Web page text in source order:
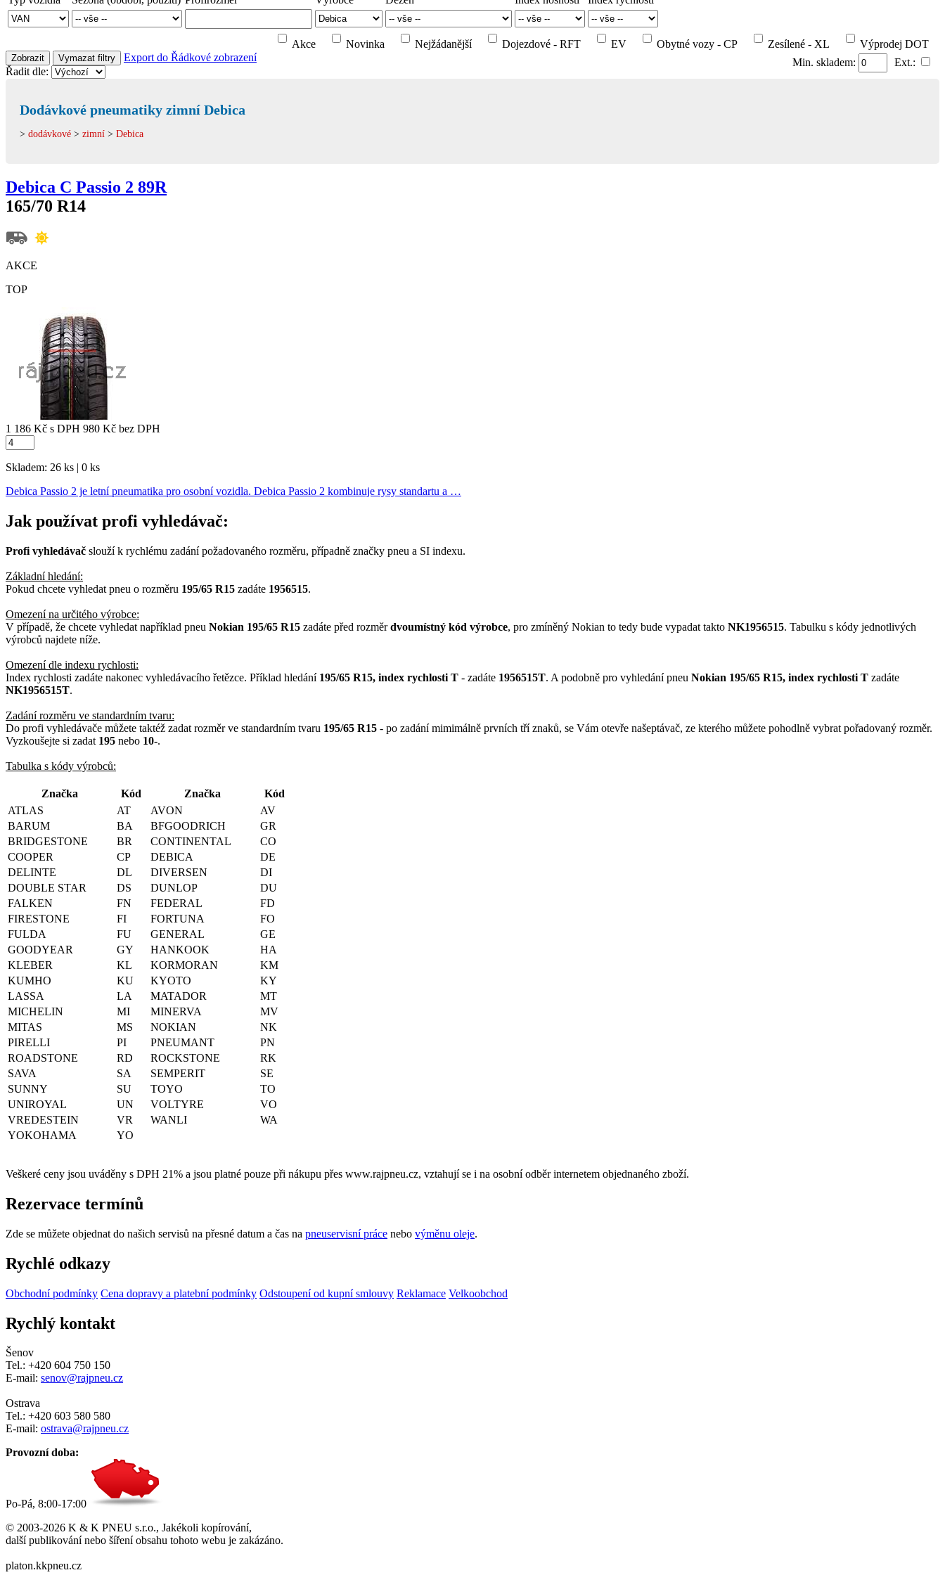
Akce Novinka Nejžádanější Dojezdové - RFT EV Obytné vozy - CP Zesílené - XL Výprodej DOT
Zobrazit Vymazat filtry Export do Ext.:
Min. skladem:
Řádkové zobrazení
Řadit dle:
Dodávkové pneumatiky zimní Debica
> dodávkové > zimní > Debica
Debica C Passio 2 89R
165/70 R14
AKCE
TOP
1 186 Kč s DPH 980 Kč bez DPH
Skladem: 26 ks | 0 ks
Debica Passio 2 je letní pneumatika pro osobní vozidla. Debica Passio 2 kombinuje rysy standartu a …
Jak používat profi vyhledávač:
Profi vyhledávač slouží k rychlému zadání požadovaného rozměru, případně značky pneu a SI indexu.
Základní hledání:
Pokud chcete vyhledat pneu o rozměru 195/65 R15 zadáte 1956515.
Omezení na určitého výrobce:
V případě, že chcete vyhledat například pneu Nokian 195/65 R15 zadáte před rozměrdvoumístný kód výrobce, pro zmíněný Nokian to tedy bude vypadat takto NK1956515. Tabulku s kódy jednotlivých
výrobců najdete níže.
Omezení dle indexu rychlosti:
Index rychlosti zadáte nakonec vyhledávacího řetězce. Příklad hledání 195/65 R15, index rychlosti T - zadáte 1956515T. A podobně pro vyhledání pneu Nokian 195/65 R15, index rychlosti T zadáte
NK1956515T.
Zadání rozměru ve standardním tvaru:
Do profi vyhledávače můžete taktéž zadat rozměr ve standardním tvaru 195/65 R15 - po zadání mimimálně prvních tří znaků, se Vám otevře našeptávač, ze kterého můžete pohodlně vybrat pořadovaný rozměr.
Vyzkoušejte si zadat 195 nebo 10-.
Tabulka s kódy výrobců:
Značka Kód Značka
Kód
ATLAS
AT AVON
AV
BARUM
BA BFGOODRICH
GR
BRIDGESTONE
BR CONTINENTAL
CO
COOPER
CP DEBICA
DE
DELINTE
DL DIVERSEN
DI
DOUBLE STAR
DS DUNLOP
DU
FALKEN
FN FEDERAL
FD
FIRESTONE
FI FORTUNA
FO
FULDA
FU GENERAL
GE
GOODYEAR
GY HANKOOK
HA
KLEBER
KL KORMORAN
KM
KUMHO
KU KYOTO
KY
LASSA
LA MATADOR
MT
MICHELIN
MI MINERVA
MV
MITAS
MS NOKIAN
NK
PIRELLI
PI PNEUMANT
PN
ROADSTONE
RD ROCKSTONE
RK
SAVA
SA SEMPERIT
SE
SUNNY
SU TOYO
TO
UNIROYAL
UN VOLTYRE
VO
VREDESTEIN
VR WANLI
WA
YOKOHAMA
YO
Veškeré ceny jsou uváděny s DPH 21% a jsou platné pouze při nákupu přes www.rajpneu.cz, vztahují se i na osobní odběr internetem objednaného zboží.
Rezervace termínů
Zde se můžete objednat do našich servisů na přesné datum a čas na pneuservisní práce nebo výměnu oleje.
Rychlé odkazy
Obchodní podmínky Cena dopravy a platební podmínky Odstoupení od kupní smlouvy Reklamace Velkoobchod
Rychlý kontakt
Šenov
Tel.: +420 604 750 150
E-mail: senov@rajpneu.cz
Ostrava
Tel.: +420 603 580 580
E-mail: ostrava@rajpneu.cz
Provozní doba:
Po-Pá, 8:00-17:00
© 2003-2026 K & K PNEU s.r.o., Jakékoli kopírování,
další publikování nebo šíření obsahu tohoto webu je zakázáno.
platon.kkpneu.cz